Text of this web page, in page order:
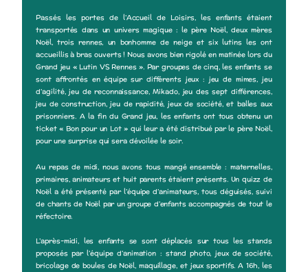
Passés les portes de l’Accueil de Loisirs, les enfants étaient
transportés dans un univers magique : le père Noël, deux mères
Noël, trois rennes, un bonhomme de neige et six lutins les ont
accueillis à bras ouverts ! Nous avons bien rigolé en matinée lors du
Grand jeu « Lutin VS Rennes ». Par groupes de cinq, les enfants se
sont affrontés en équipe sur différents jeux : jeu de mimes, jeu
d’agilité, jeu de reconnaissance, Mikado, jeu des sept différences,
jeu de construction, jeu de rapidité, jeux de société, et balles aux
prisonniers. A la fin du Grand jeu, les enfants ont tous obtenu un
ticket « Bon pour un Lot » qui leur a été distribué par le père Noël,
pour une surprise qui sera dévoilée le soir.
Au repas de midi, nous avons tous mangé ensemble : maternelles,
primaires, animateurs et huit parents étaient présents. Un quizz de
Noël a été présenté par l’équipe d’animateurs, tous déguisés, suivi
de chants de Noël par un groupe d’enfants accompagnés de tout le
réfectoire.
L’après-midi, les enfants se sont déplacés sur tous les stands
proposés par l’équipe d’animation : stand photo, jeux de société,
bricolage de boules de Noël, maquillage, et jeux sportifs. A 16h, les